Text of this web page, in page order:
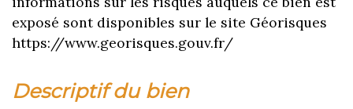
exposé sont disponibles sur le site Géorisques
https://www.georisques.gouv.fr/
descriptif du bien